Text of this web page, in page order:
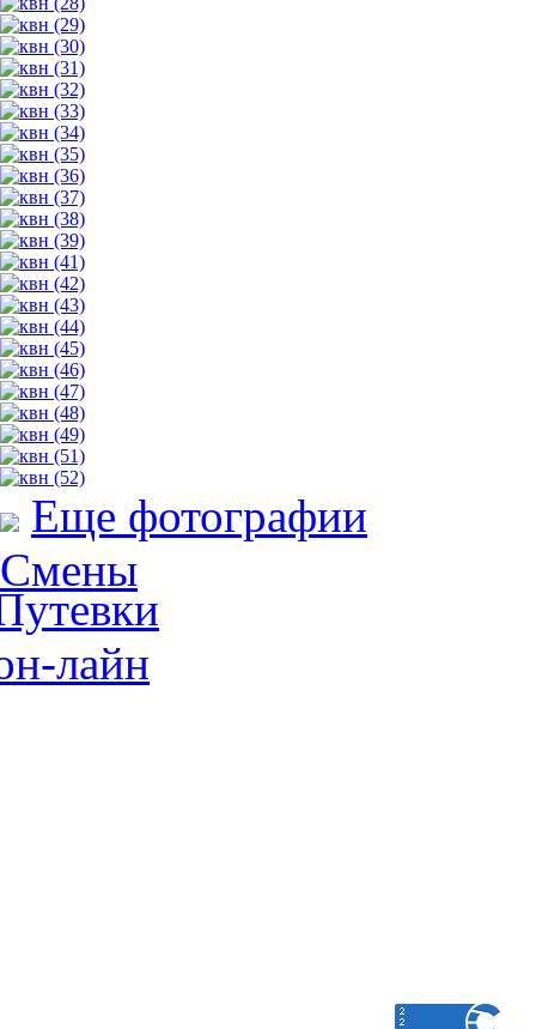
Еще фотографии
Смены
лайн